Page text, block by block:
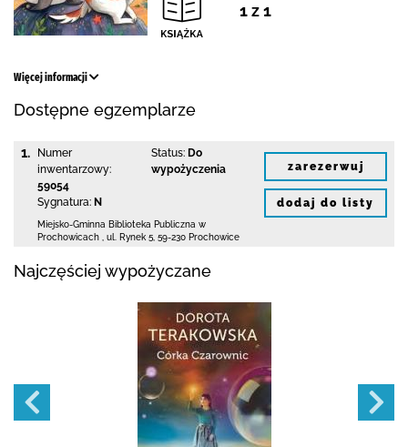
1 z 1
Więcej informacji
Dostępne egzemplarze
1.
Numer
inwentarzowy:
59054
Sygnatura: N
Status: Do
wypożyczenia
Miejsko-Gminna Biblioteka Publiczna w
Prochowicach
ul. Rynek 5 59-230 Prochowice
zarezerwuj
dodaj do listy
Najczęściej wypożyczane